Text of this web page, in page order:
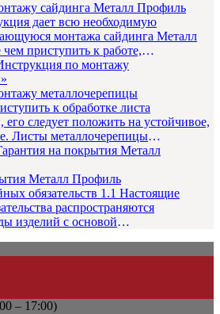
сайдинга Металл Профиль
дает всю необходимую
монтажа сайдинга Металл
приступить к работе,
данную инстр...
металлочерепицы
к обработке листа
следует положить на устойчивое,
Листы металлочерепицы
в и...
Металл Профиль
обязательств 1.1 Настоящие
распространяются
изделий с основой
– 17:00)